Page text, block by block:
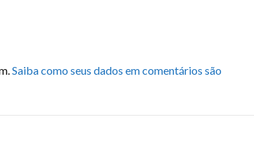
Saiba como seus dados em comentários são